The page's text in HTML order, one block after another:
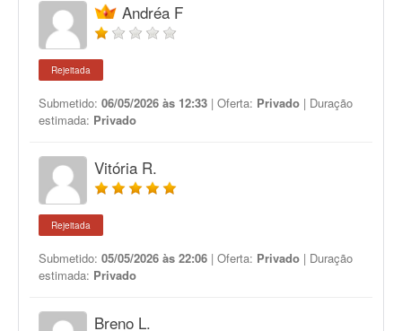
Andréa F
Rejeitada
Submetido: 06/05/2026 às 12:33 | Oferta: Privado | Duração
estimada: Privado
Vitória R.
Rejeitada
Submetido: 05/05/2026 às 22:06 | Oferta: Privado | Duração
estimada: Privado
Breno L.